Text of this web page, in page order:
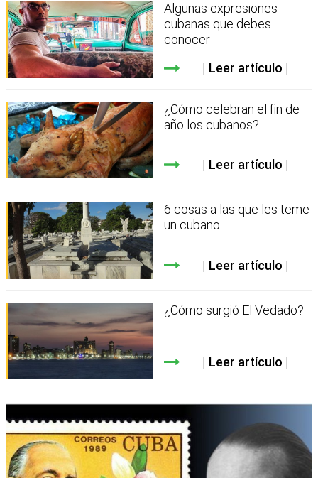
Algunas expresiones
cubanas que debes
conocer
Leer artículo
¿Cómo celebran el fin de
año los cubanos?
Leer artículo
6 cosas a las que les teme
un cubano
Leer artículo
¿Cómo surgió El Vedado?
Leer artículo